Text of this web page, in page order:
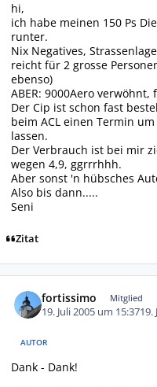
hi,
ich habe meinen 150 Ps
runter.
Nix Negatives,
reicht für 2 grosse
ebenso)
ABER: 9000Aero
Der Cip ist schon fast
beim ACL einen Termin
lassen.
Der Verbrauch ist bei mir
wegen 4,9, ggrrrhhh.
Aber sonst 'n hübsches
Also bis dann.....
Seni
Zitat
fortissimo Mitglied
19. Juli 2005 um 15:3719.
AUTOR
Dank - Dank!